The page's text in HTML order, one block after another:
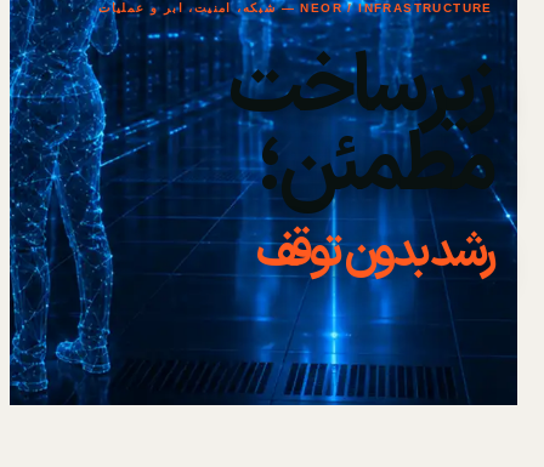
NEOR / INFRASTRUCTURE — شبکه، امنیت، ابر و عملیات
زیرساخت
مطمئن؛
رشد بدون توقف